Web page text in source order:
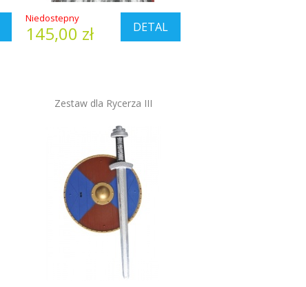
DETAL
Niedostepny
145,00 zł
Zestaw dla Rycerza III